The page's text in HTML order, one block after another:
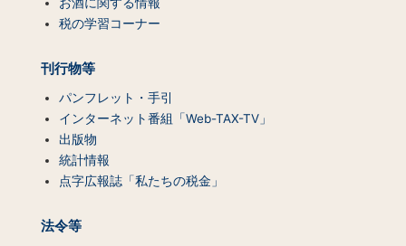
税の学習コーナー
刊行物等
パンフレット・手引
インターネット番組「Web-TAX-TV」
出版物
統計情報
点字広報誌「私たちの税金」
法令等